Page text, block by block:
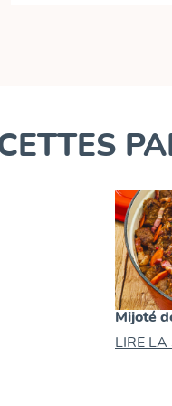
Mijoté
LIRE LA